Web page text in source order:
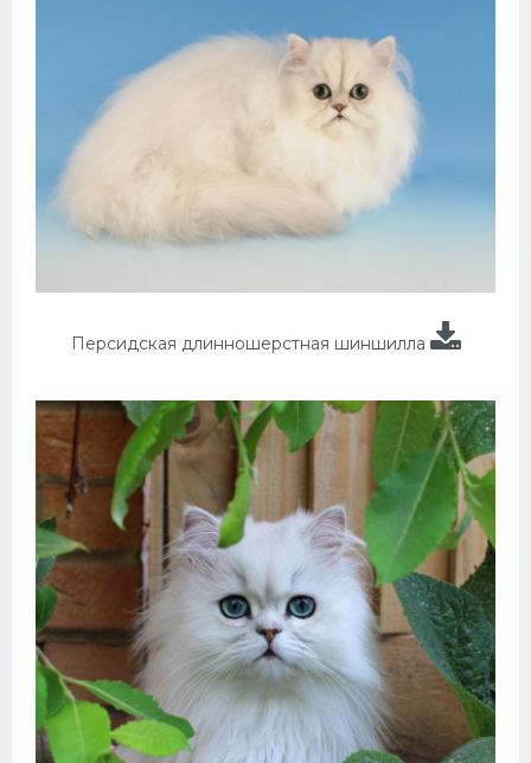
Персидская длинношерстная шиншилла